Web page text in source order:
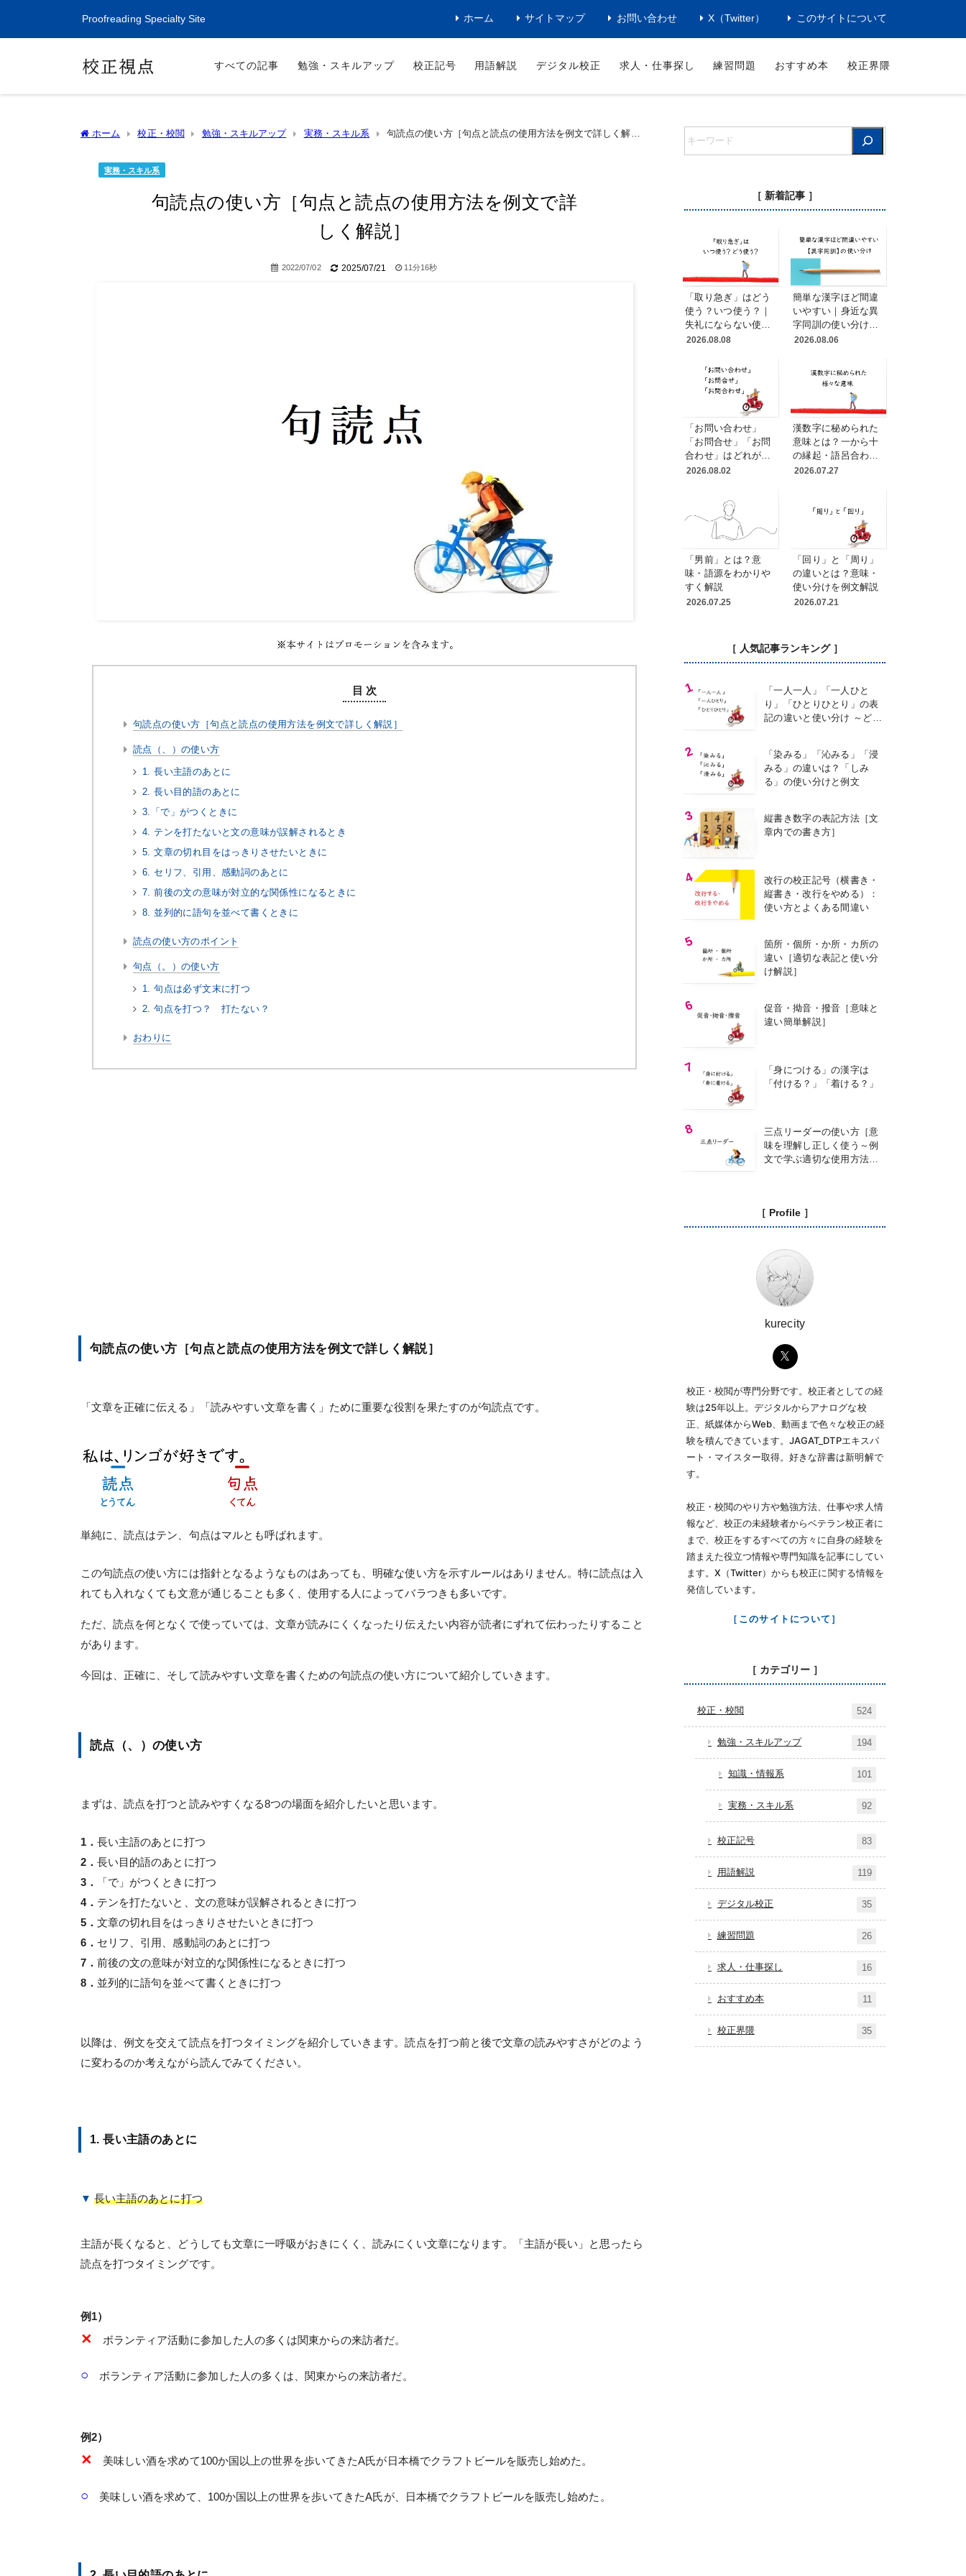
Proofreading Specialty Site ホーム サイトマップ お問い合わせ X（Twitter） このサイトについて
すべての記事 勉強・スキルアップ 校正記号 用語解説 デジタル校正 求人・仕事探し 練習問題 おすすめ本 校正界隈
ホーム 校正・校閲 勉強・スキルアップ 実務・スキル系
句読点の使い方［句点と読点の使用方法を例文で詳しく解
実務・スキル系
句読点の使い方［句点と読点の使用方法を例文で詳
しく解説］
2022/07/02 2025/07/21 11分16秒
目 次
句読点の使い方［句点と読点の使用方法を例文で詳しく解説］
読点（、）の使い方
1. 長い主語のあとに
2. 長い目的語のあとに
3.「で」がつくときに
4. テンを打たないと文の意味が誤解されるとき
5. 文章の切れ目をはっきりさせたいときに
6. セリフ、引用、感動詞のあとに
7. 前後の文の意味が対立的な関係性になるときに
8. 並列的に語句を並べて書くときに
読点の使い方のポイント
句点（。）の使い方
1. 句点は必ず文末に打つ
2. 句点を打つ？ 打たない？
おわりに
句読点の使い方［句点と読点の使用方法を例文で詳しく解説］
「文章を正確に伝える」「読みやすい文章を書く」ために重要な役割を果たすのが句読点です。
単純に、読点はテン、句点はマルとも呼ばれます。
この句読点の使い方には指針となるようなものはあっても、明確な使い方を示すルールはありません。特に読点は入
れても入れなくても文意が通じることも多く、使用する人によってバラつきも多いです。
ただ、読点を何となくで使っていては、文章が読みにくくなったり伝えたい内容が読者にずれて伝わったりすること
があります。
今回は、正確に、そして読みやすい文章を書くための句読点の使い方について紹介していきます。
読点（、）の使い方
まずは、読点を打つと読みやすくなる8つの場面を紹介したいと思います。
1．長い主語のあとに打つ
2．長い目的語のあとに打つ
3．
「で」がつくときに打つ
4． テンを打たないと、文の意味が誤解されるときに打つ
5．文章の切れ目をはっきりさせたいときに打つ
6． セリフ、引用、感動詞のあとに打つ
7．前後の文の意味が対立的な関係性になるときに打つ
8． 並列的に語句を並べて書くときに打つ
以降は、例文を交えて読点を打つタイミングを紹介していきます。読点を打つ前と後で文章の読みやすさがどのよう
に変わるのか考えながら読んでみてください。
1. 長い主語のあとに
▼ 長い主語のあとに打つ
主語が長くなると、どうしても文章に一呼吸がおきにくく、読みにくい文章になります。「主語が長い」と思ったら
読点を打つタイミングです。
例1）
✕ ボランティア活動に参加した人の多くは関東からの来訪者だ。
○ ボランティア活動に参加した人の多くは、関東からの来訪者だ。
例2）
✕ 美味しい酒を求めて100か国以上の世界を歩いてきたA氏が日本橋でクラフトビールを販売し始めた。
○ 美味しい酒を求めて、100か国以上の世界を歩いてきたA氏が、日本橋でクラフトビールを販売し始めた。
［ 新着記事 ］
「取り急ぎ」はどう
使う？いつ使う？｜
失礼にならない使い
方と言い換え例
2026.08.08
簡単な漢字ほど間違
いやすい｜身近な異
字同訓の使い分けと
例文
2026.08.06
「お問い合わせ」
「お問合せ」「お問
合わせ」はどれが正
しい？送り仮名と表
2026.08.02
漢数字に秘められた
意味とは？一から十
の縁起・語呂合わ
せ・読み方を変える
2026.07.27
「男前」とは？意
味・語源をわかりや
すく解説
2026.07.25
「回り」と「周り」
の違いとは？意味・
使い分けを例文解説
2026.07.21
［ 人気記事ランキング ］
「一人一人」「一人ひと
り」「ひとりひとり」の表
記の違いと使い分け ～どの
「染みる」「沁みる」「浸
みる」の違いは？「しみ
る」の使い分けと例文
縦書き数字の表記方法［文
章内での書き方］
改行の校正記号（横書き・
縦書き・改行をやめる）：
使い方とよくある間違い
箇所・個所・か所・カ所の
違い［適切な表記と使い分
け解説］
促音・拗音・撥音［意味と
違い簡単解説］
「身につける」の漢字は
「付ける？」「着ける？」
三点リーダーの使い方［意
味を理解し正しく使う～例
文で学ぶ適切な使用方法
［ Profile ］
kurecity
校正・校閲が専門分野です。校正者としての経
験は25年以上。デジタルからアナログな校
正、紙媒体からWeb、動画まで色々な校正の経
験を積んできています。JAGAT_DTPエキスパ
ート・マイスター取得。好きな辞書は新明解で
す。
校正・校閲のやり方や勉強方法、仕事や求人情
報など、校正の未経験者からベテラン校正者に
まで、校正をするすべての方々に自身の経験を
踏まえた役立つ情報や専門知識を記事にしてい
ます。X（Twitter）からも校正に関する情報を
発信しています。
［このサイトについて］
［ カテゴリー ］
校正・校閲 524
勉強・スキルアップ 194
知識・情報系 101
実務・スキル系 92
校正記号 83
用語解説 119
デジタル校正 35
練習問題 26
求人・仕事探し 16
おすすめ本 11
校正界隈 35